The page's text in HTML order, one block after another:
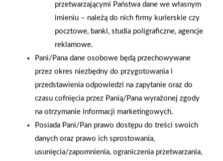
AKTUALNOŚCI Z SIECI PSB
przetwarzającymi Państwa dane we własnym
imieniu – należą do nich firmy kurierskie czy
pocztowe, banki, studia poligraficzne, agencje
reklamowe.
Pani/Pana dane osobowe będą przechowywane
przez okres niezbędny do przygotowania i
przedstawienia odpowiedzi na zapytanie oraz do
czasu cofnięcia przez Panią/Pana wyrażonej zgody
na otrzymanie informacji marketingowych.
Posiada Pani/Pan prawo dostępu do treści swoich
danych oraz prawo ich sprostowania,
usunięcia/zapomnienia, ograniczenia przetwarzania,